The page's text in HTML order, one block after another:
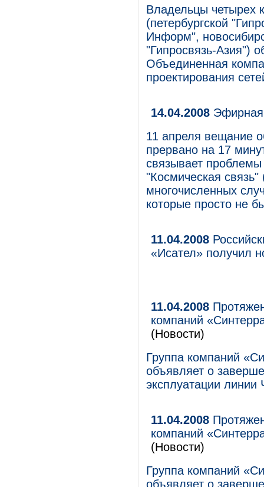
Владельцы четырех
(петербургской
Информ",
"Гипросвязь-Азия")
Объединенная
проектирования
14.04.2008 Эфирная
11 апреля вещание
прервано на 17
связывает
"Космическая
многочисленных
которые просто не
11.04.2008
«Исател» получил
11.04.2008
компаний
(Новости)
Группа компаний
объявляет о
эксплуатации
11.04.2008
компаний
(Новости)
Группа компаний
объявляет о